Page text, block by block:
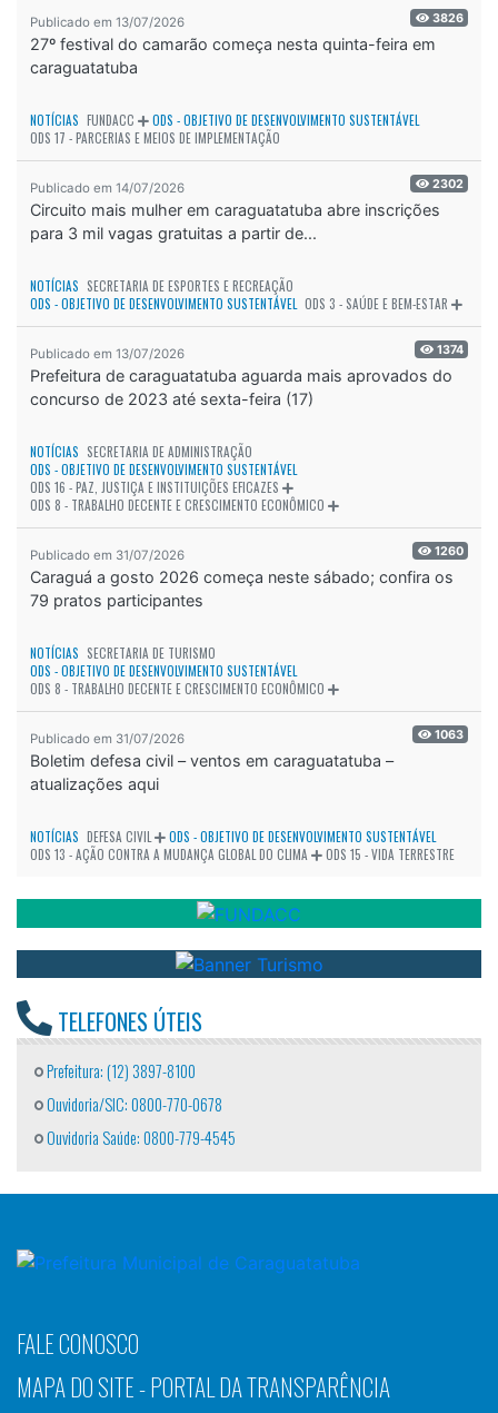
NOTÍCIAS FUNDACC
ODS - OBJETIVO DE DESENVOLVIMENTO SUSTENTÁVEL
ODS 17 - PARCERIAS E MEIOS DE IMPLEMENTAÇÃO
Circuito mais mulher em caraguatatuba abre inscrições
para 3 mil vagas gratuitas a partir de...
NOTÍCIAS SECRETARIA DE ESPORTES E RECREAÇÃO
ODS - OBJETIVO DE DESENVOLVIMENTO SUSTENTÁVEL ODS 3 - SAÚDE E BEM-ESTAR
Prefeitura de caraguatatuba aguarda mais aprovados do
concurso de 2023 até sexta-feira (17)
NOTÍCIAS SECRETARIA DE ADMINISTRAÇÃO
ODS - OBJETIVO DE DESENVOLVIMENTO SUSTENTÁVEL
ODS 16 - PAZ, JUSTIÇA E INSTITUIÇÕES EFICAZES
Publicado em 31/07/2026
Caraguá a gosto 2026 começa neste sábado; confira os
79 pratos participantes
NOTÍCIAS SECRETARIA DE TURISMO
ODS - OBJETIVO DE DESENVOLVIMENTO SUSTENTÁVEL
ODS 8 - TRABALHO DECENTE E CRESCIMENTO ECONÔMICO
Publicado em 31/07/2026
Boletim defesa civil – ventos em caraguatatuba –
atualizações aqui
NOTÍCIAS DEFESA CIVIL
ODS - OBJETIVO DE DESENVOLVIMENTO SUSTENTÁVEL
ODS 13 - AÇÃO CONTRA A MUDANÇA GLOBAL DO CLIMA
ODS 15 - VIDA TERRESTRE
TELEFONES ÚTEIS
Prefeitura: (12) 3897-8100
Ouvidoria/SIC: 0800-770-0678
FALE CONOSCO
MAPA DO SITE - NOTÍCIAS E SERVIÇOS
POLÍTICA DE PRIVACIDADE